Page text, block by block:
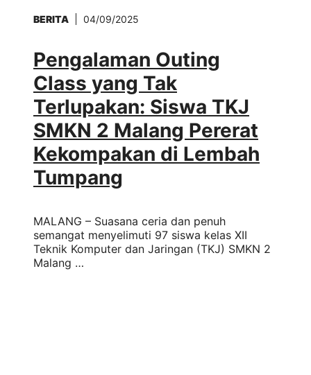
BERITA 04/09/2025
Pengalaman Outing
Class yang Tak
Terlupakan: Siswa TKJ
SMKN 2 Malang Pererat
Kekompakan di Lembah
Tumpang
MALANG – Suasana ceria dan penuh
semangat menyelimuti 97 siswa kelas XII
Teknik Komputer dan Jaringan (TKJ) SMKN 2
Malang …